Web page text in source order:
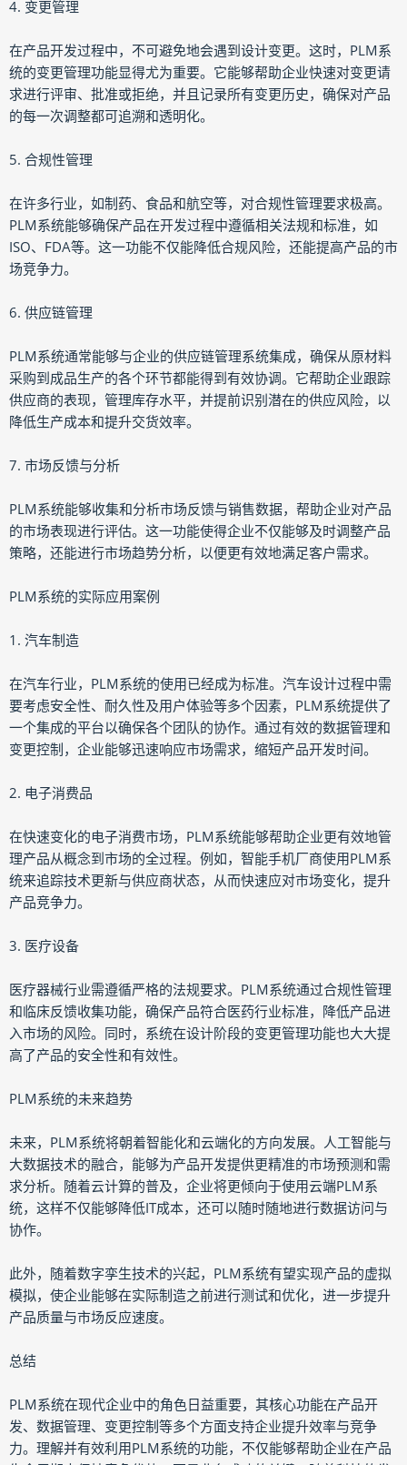
4. 变更管理
在产品开发过程中，不可避免地会遇到设计变更。这时，PLM系
统的变更管理功能显得尤为重要。它能够帮助企业快速对变更请
求进行评审、批准或拒绝，并且记录所有变更历史，确保对产品
的每一次调整都可追溯和透明化。
5. 合规性管理
在许多行业，如制药、食品和航空等，对合规性管理要求极高。
PLM系统能够确保产品在开发过程中遵循相关法规和标准，如
ISO、FDA等。这一功能不仅能降低合规风险，还能提高产品的市
场竞争力。
6. 供应链管理
PLM系统通常能够与企业的供应链管理系统集成，确保从原材料
采购到成品生产的各个环节都能得到有效协调。它帮助企业跟踪
供应商的表现，管理库存水平，并提前识别潜在的供应风险，以
降低生产成本和提升交货效率。
7. 市场反馈与分析
PLM系统能够收集和分析市场反馈与销售数据，帮助企业对产品
的市场表现进行评估。这一功能使得企业不仅能够及时调整产品
策略，还能进行市场趋势分析，以便更有效地满足客户需求。
PLM系统的实际应用案例
1. 汽车制造
在汽车行业，PLM系统的使用已经成为标准。汽车设计过程中需
要考虑安全性、耐久性及用户体验等多个因素，PLM系统提供了
一个集成的平台以确保各个团队的协作。通过有效的数据管理和
变更控制，企业能够迅速响应市场需求，缩短产品开发时间。
2. 电子消费品
在快速变化的电子消费市场，PLM系统能够帮助企业更有效地管
理产品从概念到市场的全过程。例如，智能手机厂商使用PLM系
统来追踪技术更新与供应商状态，从而快速应对市场变化，提升
产品竞争力。
3. 医疗设备
医疗器械行业需遵循严格的法规要求。PLM系统通过合规性管理
和临床反馈收集功能，确保产品符合医药行业标准，降低产品进
入市场的风险。同时，系统在设计阶段的变更管理功能也大大提
高了产品的安全性和有效性。
PLM系统的未来趋势
未来，PLM系统将朝着智能化和云端化的方向发展。人工智能与
大数据技术的融合，能够为产品开发提供更精准的市场预测和需
求分析。随着云计算的普及，企业将更倾向于使用云端PLM系
统，这样不仅能够降低IT成本，还可以随时随地进行数据访问与
协作。
此外，随着数字孪生技术的兴起，PLM系统有望实现产品的虚拟
模拟，使企业能够在实际制造之前进行测试和优化，进一步提升
产品质量与市场反应速度。
总结
PLM系统在现代企业中的角色日益重要，其核心功能在产品开
发、数据管理、变更控制等多个方面支持企业提升效率与竞争
力。理解并有效利用PLM系统的功能，不仅能够帮助企业在产品